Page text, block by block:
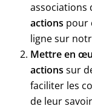
associations
actions pour
ligne sur
Mettre en
actions sur
faciliter les
de leur